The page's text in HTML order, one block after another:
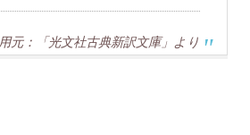
元：「光文社古典新訳文庫」より